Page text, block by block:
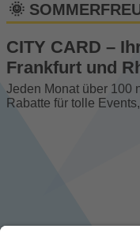
🌞
CITY CARD –
Frankfurt und
Jeden Monat über 100
Rabatte für tolle